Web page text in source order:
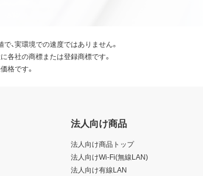
、実環境での速度ではありません。
各社の商標または登録商標です。
格です。
法人向け商品
法人向け商品トップ
法人向けWi-Fi(無線LAN)
法人向け有線LAN